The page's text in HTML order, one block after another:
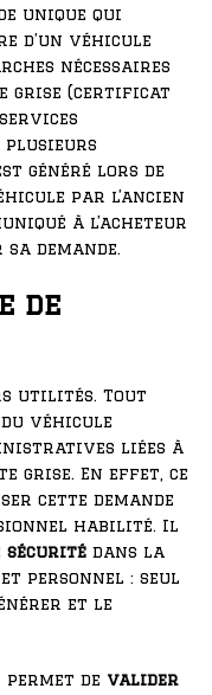
unique qui
d’un véhicule
nécessaires
grise (certificat
plusieurs
généré lors de
par l’ancien
à l’acheteur
demande.
de
utilités. Tout
du véhicule
liées à
grise. En effet, ce
cette demande
habilité. Il
sécurité dans la
personnel : seul
et le
de valider